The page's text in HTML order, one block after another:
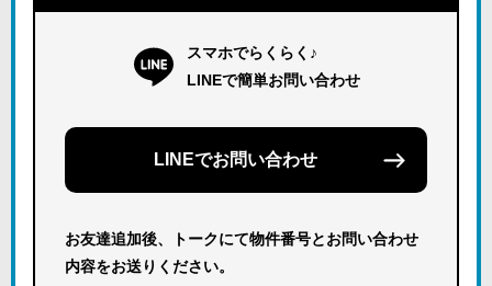
スマホでらくらく♪
LINEで簡単お問い合わせ
LINEでお問い合わせ
お友達追加後、トークにて物件番号とお問い合わせ
内容をお送りください。